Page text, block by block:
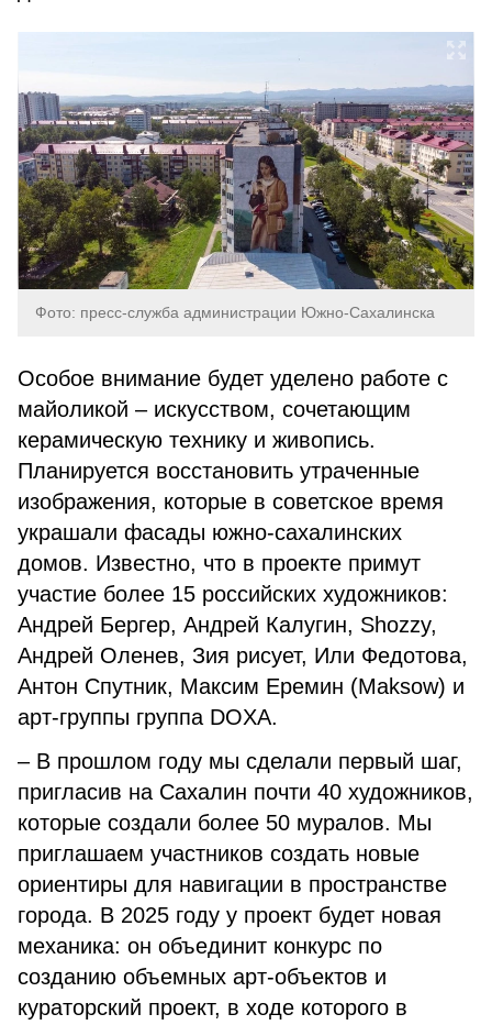
Фото: пресс-служба администрации Южно-Сахалинска
Особое внимание будет уделено работе с
майоликой – искусством, сочетающим
керамическую технику и живопись.
Планируется восстановить утраченные
изображения, которые в советское время
украшали фасады южно-сахалинских
домов. Известно, что в проекте примут
участие более 15 российских художников:
Андрей Бергер, Андрей Калугин, Shozzy,
Андрей Оленев, Зия рисует, Или Федотова,
Антон Спутник, Максим Еремин (Maksow) и
арт-группы группа DOXA.
– В прошлом году мы сделали первый шаг,
пригласив на Сахалин почти 40 художников,
которые создали более 50 муралов. Мы
приглашаем участников создать новые
ориентиры для навигации в пространстве
города. В 2025 году у проект будет новая
механика: он объединит конкурс по
созданию объемных арт-объектов и
кураторский проект, в ходе которого в